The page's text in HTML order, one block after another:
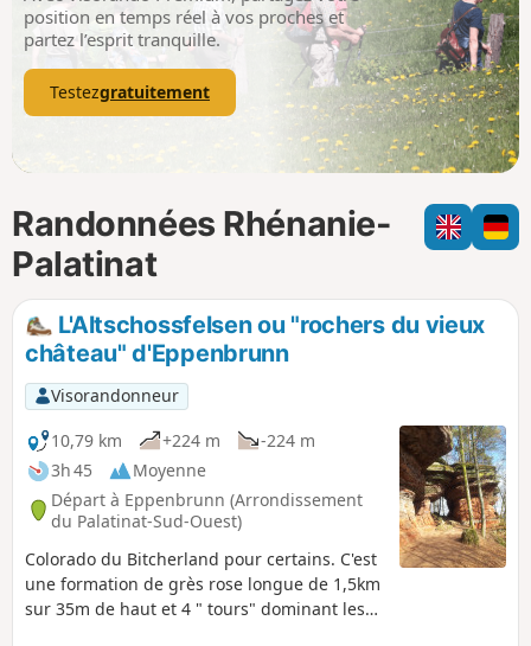
p
position en temps réel à vos proches et
partez l’esprit tranquille.
Testezgratuitement
Randonnées Rhénanie-
Palatinat
L'Altschossfelsen ou "rochers du vieux
château" d'Eppenbrunn
Visorandonneur
10,79 km
+224 m
-224 m
3h 45
Moyenne
Départ à Eppenbrunn (Arrondissement
du Palatinat-Sud-Ouest)
Colorado du Bitcherland pour certains. C'est
une formation de grès rose longue de 1,5km
sur 35m de haut et 4 " tours" dominant les